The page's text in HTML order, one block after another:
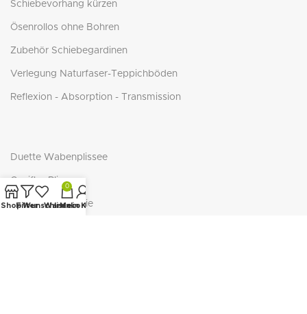
Schiebevorhang kürzen
Ösenrollos ohne Bohren
Zubehör Schiebegardinen
Verlegung Naturfaser-Teppichböden
Reflexion - Absorption - Transmission
Duette Wabenplissee
Cosiflor Plissee
BasicLine Jalousie
ShopFilter
Wunschliste
0
Warenkorb
Mein Konto